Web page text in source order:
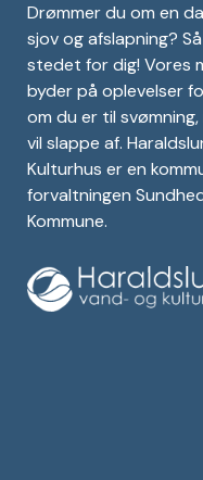
Drømmer du om en
sjov og afslapning?
stedet for dig! Vores
byder på oplevelser
om du er til
vil slappe af.
Kulturhus er en
forvaltningen
Kommune.